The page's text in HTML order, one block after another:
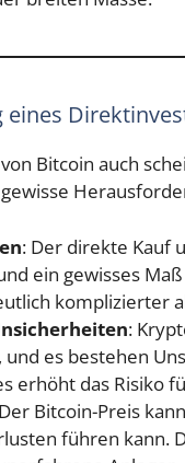
eines
Bitcoin auch
: Der direkte Kauf
ein gewisses
komplizierter
:
es bestehen
erhöht das Risiko
Bitcoin-Preis
führen kann.